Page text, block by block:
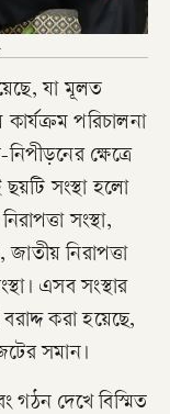
যা মূলত
কার্যক্রম পরিচালনা
ক্ষেত্রে
সংস্থা হলো
সংস্থা,
নিরাপত্তা
এসব সংস্থার
করা হয়েছে,
সমান।
গঠন দেখে বিস্মিত